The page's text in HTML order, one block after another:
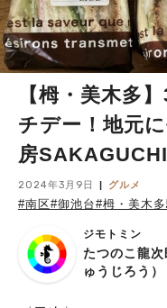
【栂・美木多
チデー！地元
房
2024年3月9日 グルメ
#南区#御池台#栂・美木多
ジモトミン
たつのこ龍次
ゅうじろう）